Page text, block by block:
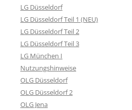
LG Düsseldorf
LG Düsseldorf Teil 1 (NEU)
LG Düsseldorf Teil 2
LG Düsseldorf Teil 3
LG München I
Nutzungshinweise
OLG Düsseldorf
OLG Düsseldorf 2
OLG Jena